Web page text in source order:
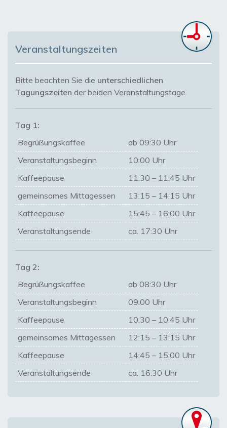
Veranstaltungszeiten
Bitte beachten Sie die unterschiedlichen
Tagungszeiten der beiden Veranstaltungstage.
Tag 1:
Begrüßungskaffee
ab 09:30 Uhr
Veranstaltungsbeginn
10:00 Uhr
Kaffeepause
11:30 – 11:45 Uhr
gemeinsames Mittagessen
13:15 – 14:15 Uhr
Kaffeepause
15:45 – 16:00 Uhr
Veranstaltungsende
ca. 17:30 Uhr
Tag 2:
Begrüßungskaffee
ab 08:30 Uhr
Veranstaltungsbeginn
09:00 Uhr
Kaffeepause
10:30 – 10:45 Uhr
gemeinsames Mittagessen
12:15 – 13:15 Uhr
Kaffeepause
14:45 – 15:00 Uhr
Veranstaltungsende
ca. 16:30 Uhr